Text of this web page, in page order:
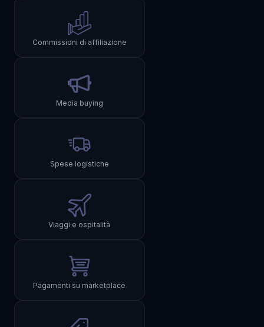
Commissioni di affiliazione
Media buying
Spese logistiche
Viaggi e ospitalità
Pagamenti su marketplace